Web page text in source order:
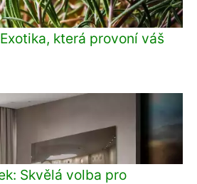
která provoní váš
Skvělá volba pro